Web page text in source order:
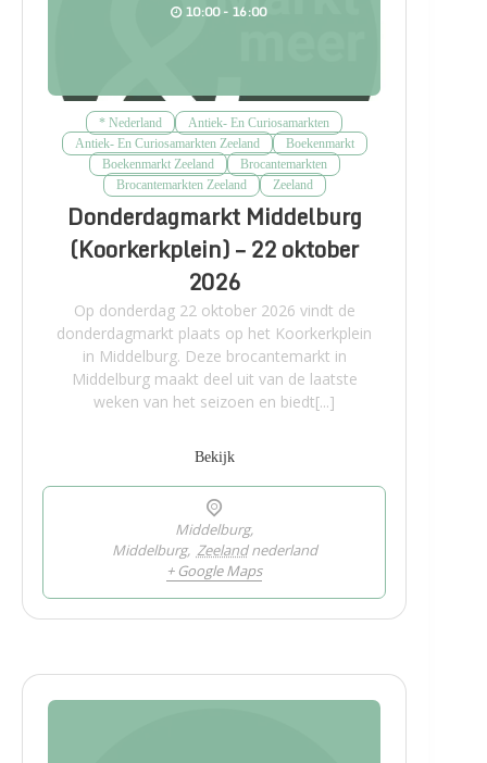
10:00 - 16:00
* Nederland
Antiek- En Curiosamarkten
Antiek- En Curiosamarkten Zeeland
Boekenmarkt
Boekenmarkt Zeeland
Brocantemarkten
Brocantemarkten Zeeland
Zeeland
Donderdagmarkt Middelburg
(Koorkerkplein) – 22 oktober
2026
Op donderdag 22 oktober 2026 vindt de
donderdagmarkt plaats op het Koorkerkplein
in Middelburg. Deze brocantemarkt in
Middelburg maakt deel uit van de laatste
weken van het seizoen en biedt[...]
Bekijk
Middelburg,
Middelburg, Zeeland nederland
+ Google Maps